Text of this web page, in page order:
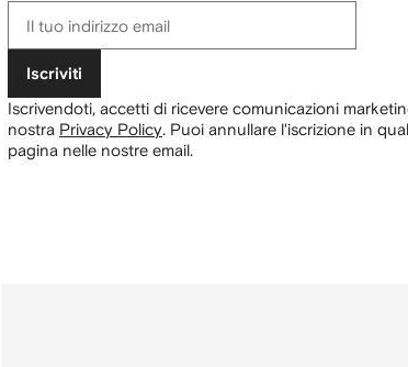
Iscriviti
Iscrivendoti, accetti di ricevere comunicazioni
nostra Privacy Policy. Puoi annullare l'iscrizione in
pagina nelle nostre email.